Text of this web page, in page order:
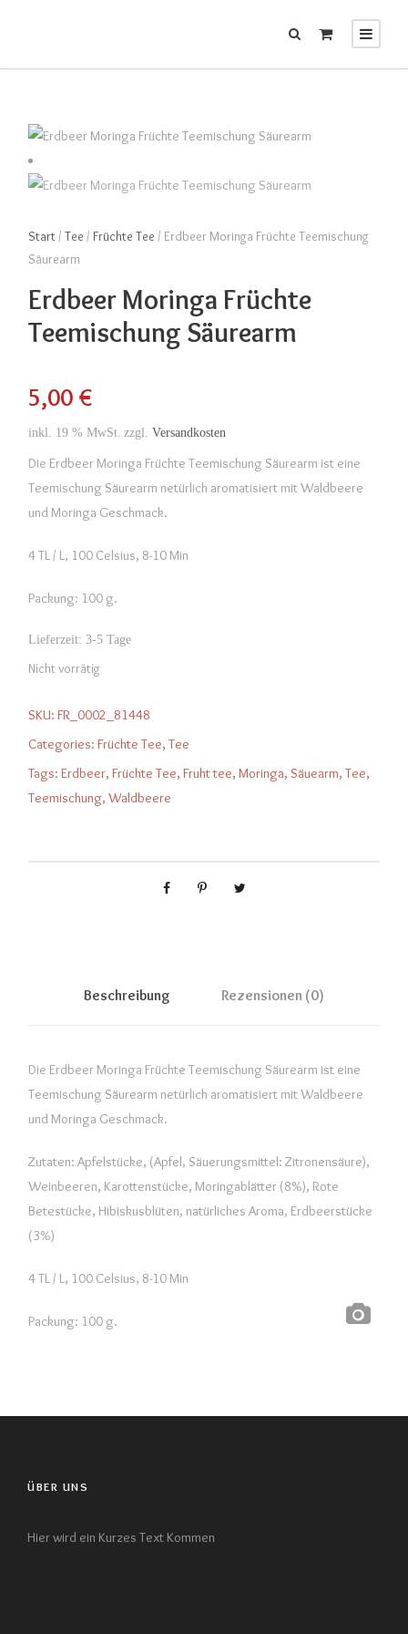
Start/ Tee / Früchte Tee / Erdbeer Moringa Früchte Teemischung
Säurearm
Erdbeer Moringa Früchte
Teemischung Säurearm
5,00 €
inkl. 19 % MwSt. zzgl. Versandkosten
Die Erdbeer Moringa Früchte Teemischung Säurearm ist eine
Teemischung Säurearm netürlich aromatisiert mit Waldbeere
und Moringa Geschmack.
4 TL / L, 100 Celsius, 8-10 Min
Packung: 100 g.
Lieferzeit: 3-5 Tage
Nicht vorrätig
SKU: FR_0002_81448
Categories: Früchte Tee, Tee
Tags: Erdbeer, Früchte Tee, Fruht tee, Moringa, Säuearm, Tee,
Teemischung, Waldbeere
Beschreibung Rezensionen (0)
Die Erdbeer Moringa Früchte Teemischung Säurearm ist eine
Teemischung Säurearm netürlich aromatisiert mit Waldbeere
und Moringa Geschmack.
Zutaten: Apfelstücke, (Apfel, Säuerungsmittel: Zitronensäure),
Weinbeeren, Karottenstücke, Moringablätter (8%), Rote
Betestücke, Hibiskusblüten, natürliches Aroma, Erdbeerstücke
(3%)
4 TL / L, 100 Celsius, 8-10 Min
Packung: 100 g.
ÜBER UNS
Hier wird ein Kurzes Text Kommen